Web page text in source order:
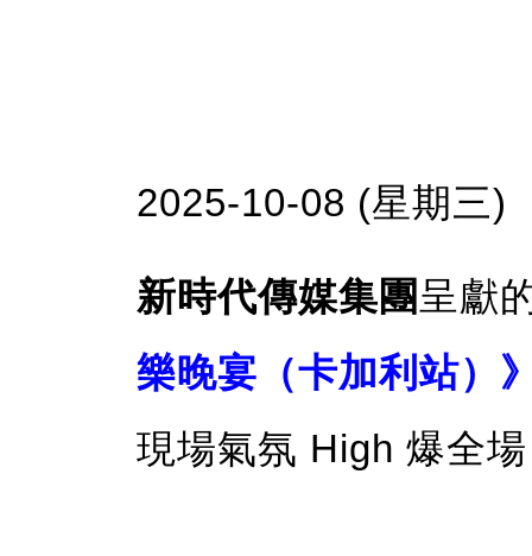
2025-10-08 (星期三)
新時代傳媒集團呈獻
樂晚宴（卡加利站）
現場氣氛 High 爆全